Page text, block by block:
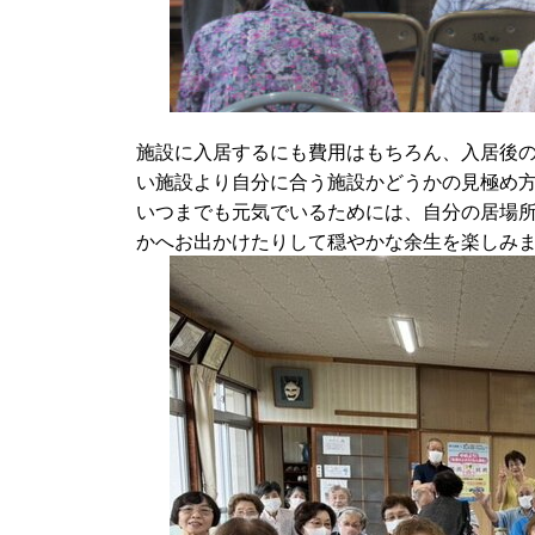
施設に入居するにも費用はもちろん、入居後
い施設より自分に合う施設かどうかの見極め
いつまでも元気でいるためには、自分の居場
かへお出かけたりして穏やかな余生を楽しみ